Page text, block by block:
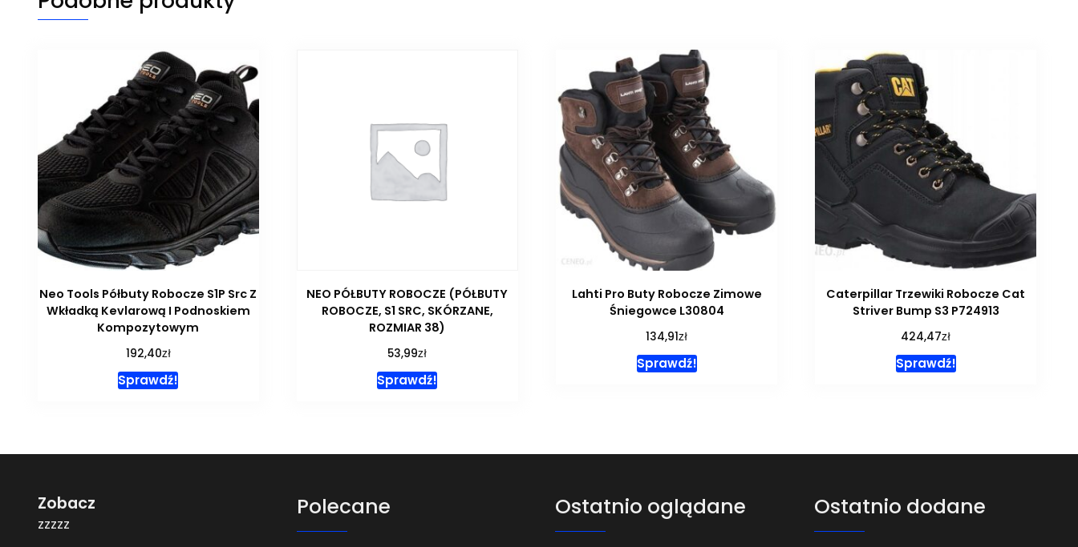
Neo Tools Półbuty Robocze S1P Src Z
Wkładką Kevlarową I Podnoskiem
Kompozytowym
192,40zł
Sprawdź!
NEO PÓŁBUTY ROBOCZE (PÓŁBUTY
ROBOCZE, S1 SRC, SKÓRZANE,
ROZMIAR 38)
53,99zł
Sprawdź!
Lahti Pro Buty Robocze Zimowe
Śniegowce L30804
134,91zł
Sprawdź!
Caterpillar Trzewiki Robocze Cat
Striver Bump S3 P724913
424,47zł
Sprawdź!
Zobacz
zzzzz
Polecane Ostatnio oglądane Ostatnio dodane